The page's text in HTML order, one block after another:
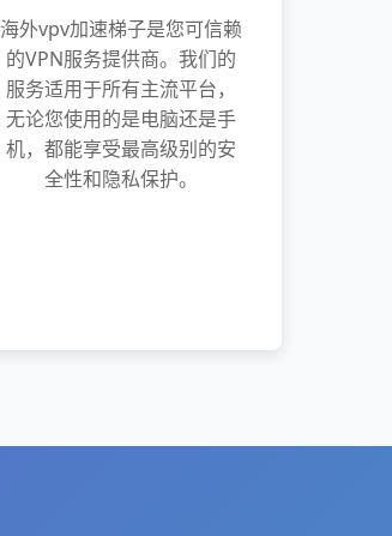
海外vpv加速梯子是您可信赖
的VPN服务提供商。我们的
服务适用于所有主流平台，
无论您使用的是电脑还是手
机，都能享受最高级别的安
全性和隐私保护。